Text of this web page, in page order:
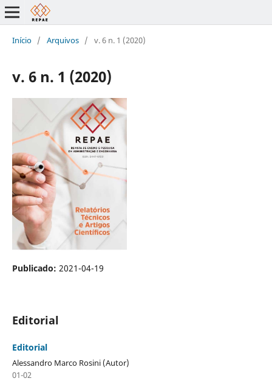
Início / Arquivos / v. 6 n. 1 (2020)
v. 6 n. 1 (2020)
Publicado: 2021-04-19
Editorial
Editorial
Alessandro Marco Rosini (Autor)
01-02